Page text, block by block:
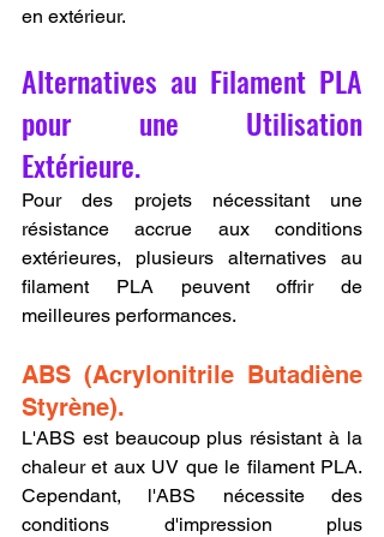
en extérieur.
Alternatives au Filament PLA
pour une Utilisation
Extérieure.
Pour des projets nécessitant une
résistance accrue aux conditions
extérieures, plusieurs alternatives au
filament PLA peuvent offrir de
meilleures performances.
ABS (Acrylonitrile Butadiène
Styrène).
L'ABS est beaucoup plus résistant à la
chaleur et aux UV que le filament PLA.
Cependant, l'ABS nécessite des
conditions d'impression plus